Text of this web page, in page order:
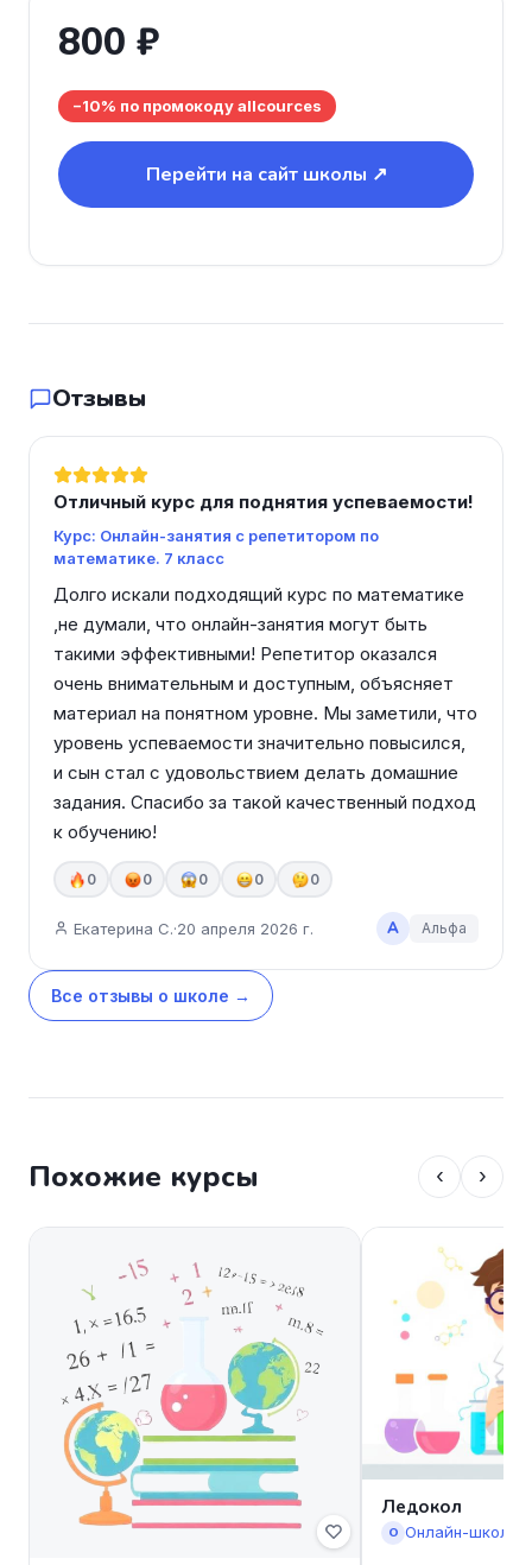
800 ₽
−10% по промокоду allcources
Перейти на сайт школы ↗
Отзывы
Отличный курс для поднятия успеваемости!
Курс: Онлайн-занятия с репетитором по
математике. 7 класс
Долго искали подходящий курс по математике
,не думали, что онлайн-занятия могут быть
такими эффективными! Репетитор оказался
очень внимательным и доступным, объясняет
материал на понятном уровне. Мы заметили, что
уровень успеваемости значительно повысился,
и сын стал с удовольствием делать домашние
задания. Спасибо за такой качественный подход
к обучению!
0 0 0 0 0
Екатерина С.·20 апреля 2026 г. А Альфа
Все отзывы о школе →
Похожие курсы ‹ ›
Ледокол
О Онлайн-школа